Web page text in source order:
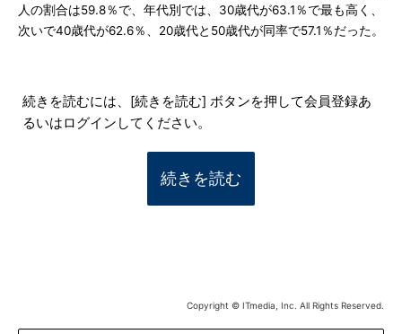
人の割合は59.8％で、年代別では、30歳代が63.1％で最も高く、
次いで40歳代が62.6％、20歳代と50歳代が同率で57.1％だった。
続きを読むには、[続きを読む] ボタンを押して会員登録あ
るいはログインしてください。
続きを読む
Copyright © ITmedia, Inc. All Rights Reserved.